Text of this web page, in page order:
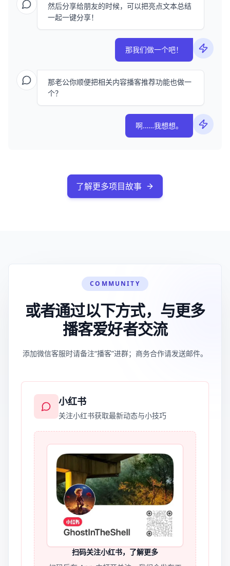
然后分享给朋友的时候，可以把亮点文本总结
一起一键分享！
那我们做一个吧！
那老公你顺便把相关内容播客推荐功能也做一
个？
啊……我想想。
了解更多项目故事
COMMUNITY
或者通过以下方式，与更多
播客爱好者交流
添加微信客服时请备注“播客”进群；商务合作请发送邮件。
小红书
关注小红书获取最新动态与小技巧
扫码关注小红书，了解更多